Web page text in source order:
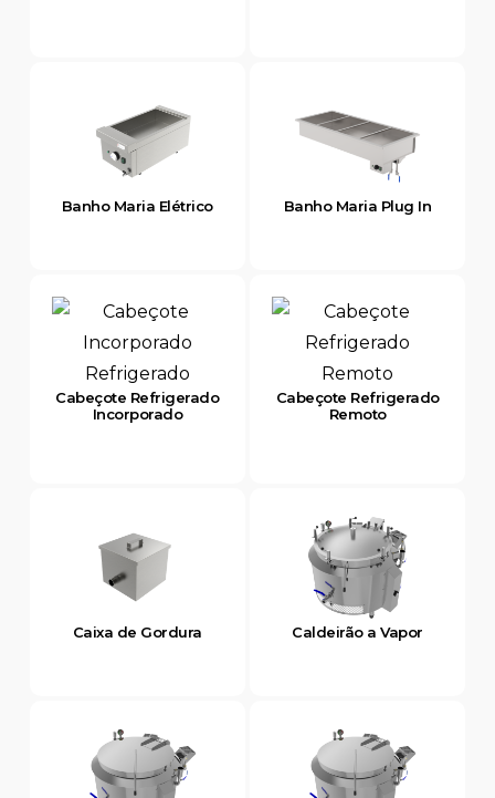
Banho Maria Elétrico Banho Maria Plug In
Cabeçote Refrigerado
Incorporado
Cabeçote Refrigerado
Remoto
Caixa de Gordura Caldeirão a Vapor